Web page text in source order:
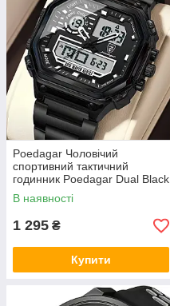
Poedagar Чоловічий
спортивний тактичний
годинник Poedagar Dual Black
В наявності
1 295 ₴
Купити